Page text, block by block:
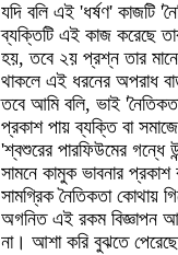
যদি বলি এই 'ধর্ষণ' কাজটি
ব্যক্তিটি এই কাজ করেছে
হয়, তবে ২য় প্রশ্ন তার
থাকলে এই ধরনের অপরাধ
তবে আমি বলি, ভাই
প্রকাশ পায় ব্যক্তি বা
'শ্বশুরের পারফিউমের গন্ধে
সামনে কামুক ভাবনার
সামগ্রিক নৈতিকতা কোথায়
অগনিত এই রকম বিজ্ঞাপন
না। আশা করি বুঝতে